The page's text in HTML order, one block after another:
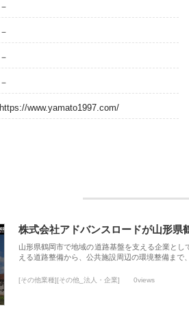
－
－
－
－
https://www.yamato1997.com/
株式会社アドバンスロードが山形県
山形県鶴岡市で地域の道路基盤を支える企業と
える道路整備から、公共施設周辺の環境整備ま
[その他業種][その他_法人・企業] 0views